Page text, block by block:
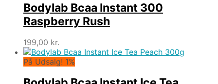
Bodylab Bcaa Instant 300
Raspberry Rush
199,00 kr.
På Udsalg! 1%